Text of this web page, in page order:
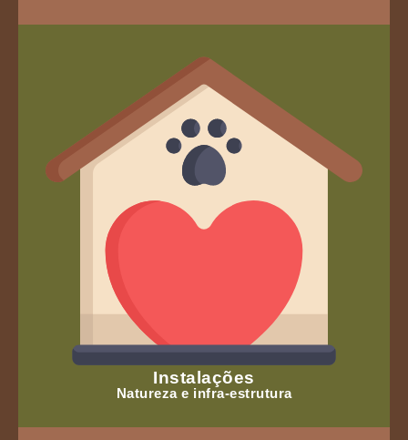
Instalações
Natureza e infra-estrutura